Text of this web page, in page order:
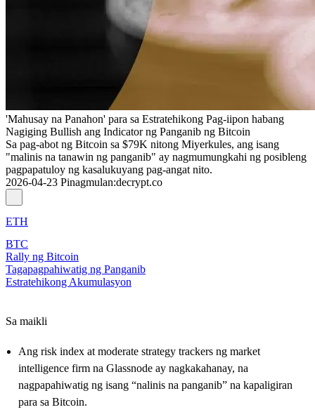
'Mahusay na Panahon' para sa Estratehikong Pag-iipon habang
Nagiging Bullish ang Indicator ng Panganib ng Bitcoin
Sa pag-abot ng Bitcoin sa $79K nitong Miyerkules, ang isang
"malinis na tanawin ng panganib" ay nagmumungkahi ng posibleng
pagpapatuloy ng kasalukuyang pag-angat nito.
2026-04-23 Pinagmulan:decrypt.co
ETH
BTC
Rally ng Bitcoin
Tagapagpahiwatig ng Panganib
Estratehikong Akumulasyon
Sa maikli
Ang risk index at moderate strategy trackers ng market
intelligence firm na Glassnode ay nagkakahanay, na
nagpapahiwatig ng isang “nalinis na panganib” na kapaligiran
para sa Bitcoin.